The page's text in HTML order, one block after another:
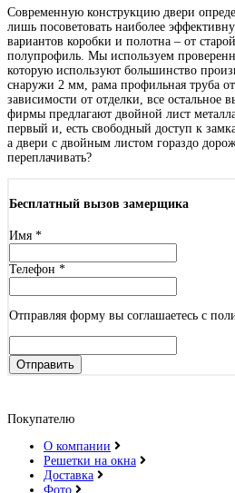
Современную конструкцию двери
лишь посоветовать наиболее
вариантов коробки и полотна – от
полупрофиль. Мы используем
которую используют большинство
снаружи 2 мм, рама профильная труба
зависимости от отделки, все остальное
фирмы предлагают двойной лист
первый и, есть свободный доступ к
а двери с двойным листом гораздо
переплачивать?
Бесплатный вызов замерщика
Имя *
Телефон *
Отправляя форму вы соглашаетесь с
Отправить
Покупателю
О компании
Решетки на окна
Доставка
Фото